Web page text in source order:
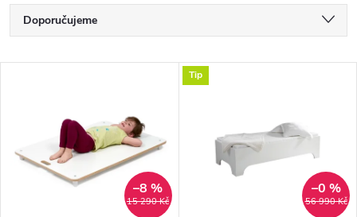
Ř
a
e
Doporučujeme
Nejprodávanější
Abecedně
p
15 290 Kč
–8 %
Tip
56 990 Kč
–0 %